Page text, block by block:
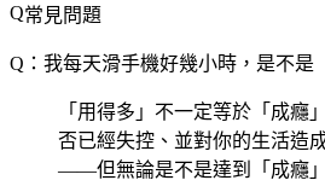
常見問題
Q：我每天滑手機好幾小時，是不是
「用得多」不一定等於「成癮
否已經失控、並對你的生活造
——但無論是不是達到「成癮